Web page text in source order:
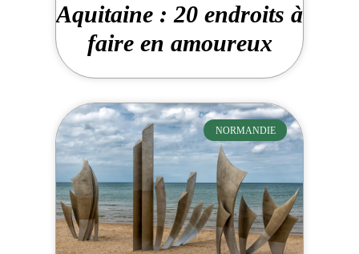
Aquitaine : 20 endroits à
faire en amoureux
NORMANDIE